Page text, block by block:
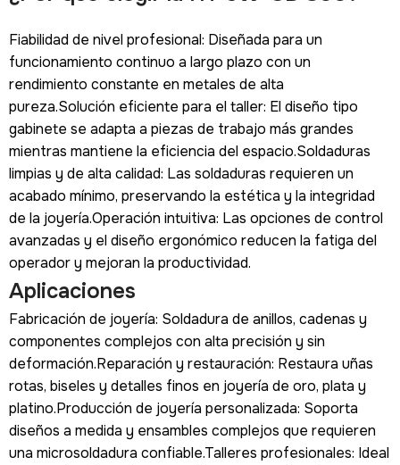
Fiabilidad de nivel profesional: Diseñada para un
funcionamiento continuo a largo plazo con un
rendimiento constante en metales de alta
pureza.Solución eficiente para el taller: El diseño tipo
gabinete se adapta a piezas de trabajo más grandes
mientras mantiene la eficiencia del espacio.Soldaduras
limpias y de alta calidad: Las soldaduras requieren un
acabado mínimo, preservando la estética y la integridad
de la joyería.Operación intuitiva: Las opciones de control
avanzadas y el diseño ergonómico reducen la fatiga del
operador y mejoran la productividad.
Aplicaciones
Fabricación de joyería: Soldadura de anillos, cadenas y
componentes complejos con alta precisión y sin
deformación.Reparación y restauración: Restaura uñas
rotas, biseles y detalles finos en joyería de oro, plata y
platino.Producción de joyería personalizada: Soporta
diseños a medida y ensambles complejos que requieren
una microsoldadura confiable.Talleres profesionales: Ideal